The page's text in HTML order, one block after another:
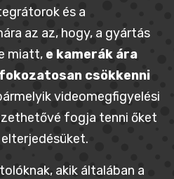
és a
az az, hogy, a gyártás
miatt, e kamerák ára
fokozatosan csökkenni
videomegfigyelési
fogja tenni őket
akik általában a